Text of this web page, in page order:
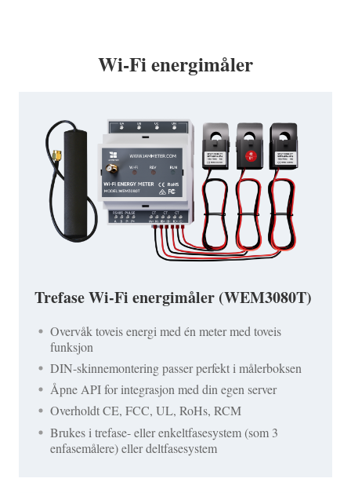
Wi-Fi energimåler
Trefase Wi-Fi energimåler (WEM3080T)
Overvåk toveis energi med én meter med toveis
funksjon
DIN-skinnemontering passer perfekt i målerboksen
Åpne API for integrasjon med din egen server
Overholdt CE, FCC, UL, RoHs, RCM
Brukes i trefase- eller enkeltfasesystem (som 3
enfasemålere) eller deltfasesystem